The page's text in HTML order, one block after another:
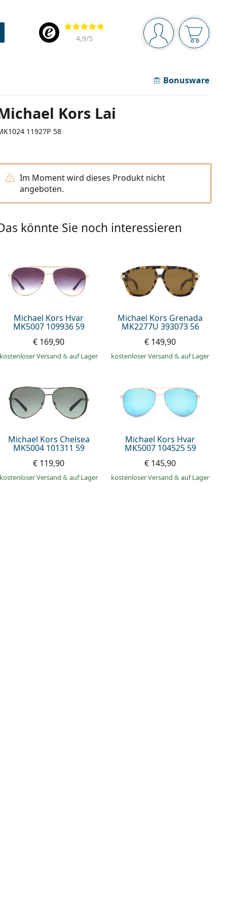
Navigationsleiste
Sie sind Der
Bewertung
4,9/5
Bonusware
Kors Lai
11927P 58
Im Moment wird dieses Produkt nicht
angeboten.
könnte Sie noch interessieren
Michael Kors Hvar
MK5007 109936 59
€ 169,90
kostenloser Versand& auf Lager
Michael Kors Grenada
MK2277U 393073 56
€ 149,90
kostenloser Versand& auf Lager
Michael Kors Chelsea
MK5004 101311 59
€ 119,90
kostenloser Versand& auf Lager
Michael Kors Hvar
MK5007 104525 59
€ 145,90
kostenloser Versand& auf Lager